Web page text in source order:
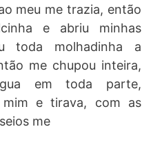
meu me trazia, então
e abriu minhas
toda molhadinha a
me chupou inteira,
em toda parte,
e tirava, com as
me